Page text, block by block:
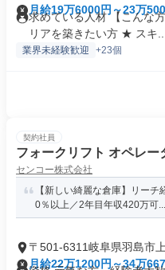
月給19万6000円～23万
求めている人材 【こんな
リアを築きたい方 ★ スキ...
業界未経験歓迎 +23個
契約社員
フォークリフト オペレー
センコー株式会社
【新しい綺麗な倉庫】リー
0％以上／2年目年収420万可...
〒501-6311岐阜県羽島市
月給22万1200円～34万